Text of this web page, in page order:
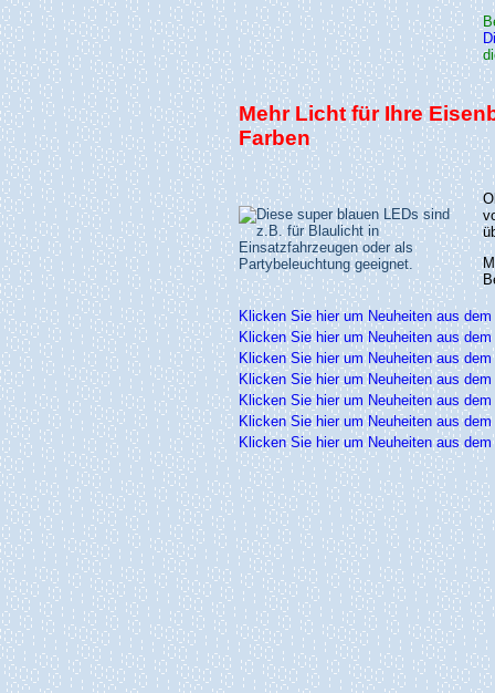
Mehr Licht für Ihre
Farben
Klicken Sie hier um Neuheiten aus
Klicken Sie hier um Neuheiten aus
Klicken Sie hier um Neuheiten aus
Klicken Sie hier um Neuheiten aus
Klicken Sie hier um Neuheiten aus
Klicken Sie hier um Neuheiten aus
Klicken Sie hier um Neuheiten aus